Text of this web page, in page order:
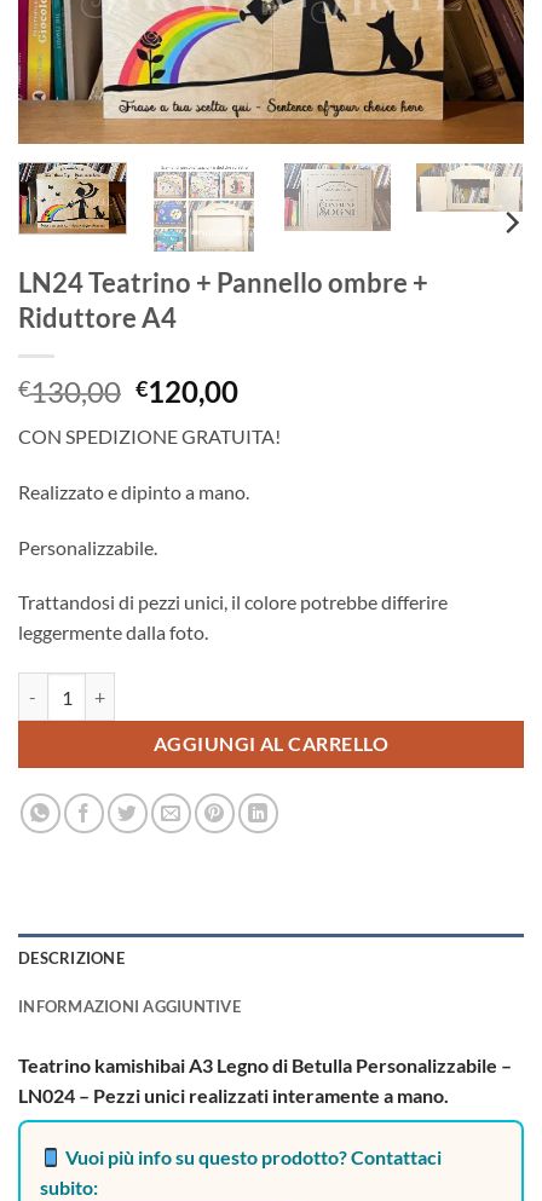
LN24 Teatrino + Pannello ombre +
Riduttore A4
€130,00 Il
prezzo
originale
era:
€130,00.
€120,00Il
attuale
€120,00.
CON SPEDIZIONE GRATUITA!
Realizzato e dipinto a mano.
Personalizzabile.
Trattandosi di pezzi unici, il colore potrebbe differire
leggermente dalla foto.
AGGIUNGI AL CARRELLO
DESCRIZIONE
INFORMAZIONI AGGIUNTIVE
Teatrino kamishibai A3 Legno di Betulla Personalizzabile –
LN024 – Pezzi unici realizzati interamente a mano.
Vuoi più info su questo prodotto? Contattaci
subito: